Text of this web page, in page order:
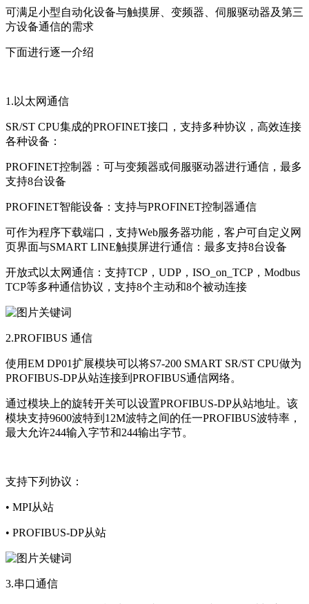
可满足小型自动化设备与触摸屏、变频器、伺服驱动器及第三
方设备通信的需求
下面进行逐一介绍
1.以太网通信
SR/ST CPU集成的PROFINET接口，支持多种协议，高效连接
各种设备：
PROFINET控制器：可与变频器或伺服驱动器进行通信，最多
支持8台设备
PROFINET智能设备：支持与PROFINET控制器通信
可作为程序下载端口，支持Web服务器功能，客户可自定义网
页界面与SMART LINE触摸屏进行通信：最多支持8台设备
开放式以太网通信：支持TCP，UDP，ISO_on_TCP，Modbus
TCP等多种通信协议，支持8个主动和8个被动连接
2.PROFIBUS 通信
使用EM DP01扩展模块可以将S7-200 SMART SR/ST CPU做为
PROFIBUS-DP从站连接到PROFIBUS通信网络。
通过模块上的旋转开关可以设置PROFIBUS-DP从站地址。该
模块支持9600波特到12M波特之间的任一PROFIBUS波特率，
最大允许244输入字节和244输出字节。
支持下列协议：
• MPI从站
• PROFIBUS-DP从站
3.串口通信